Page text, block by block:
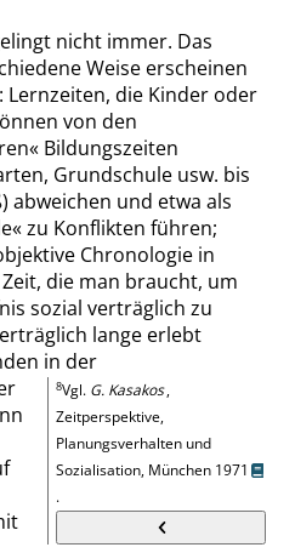
nicht immer. Das
Weise erscheinen
die Kinder oder
von den
« Bildungszeiten
Grundschule usw. bis
abweichen und etwa als
«zu Konflikten führen;
Chronologie in
die man braucht, um
sozial verträglich zu
lange erlebt
8Vgl. G. Kasakos,
Zeitperspektive,
Planungsverhalten und
Sozialisation, München 1971
.
in der